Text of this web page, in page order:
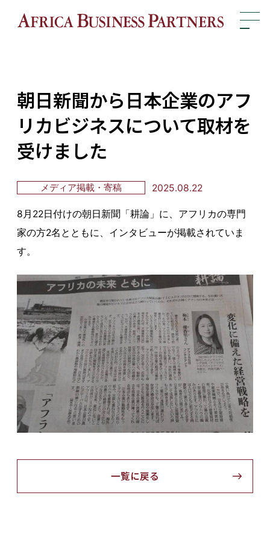
朝日新聞から日本企業のアフ
リカビジネスについて取材を
受けました
メディア掲載・寄稿 2025.08.22
8月22日付けの朝日新聞「耕論」に、アフリカの専門
家の方2名とともに、インタビューが掲載されていま
す。
一覧に戻る